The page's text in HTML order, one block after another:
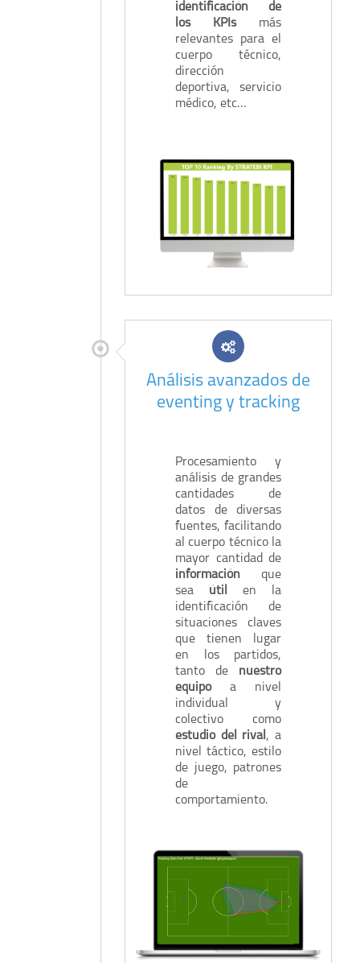
identificación de
los KPIsmás
relevantes para el
cuerpo técnico,
dirección
deportiva, servicio
médico, etc…
Análisis avanzados de
eventing y tracking
Procesamiento y
análisis de grandes
cantidades de
datos de diversas
fuentes, facilitando
al cuerpo técnico la
mayor cantidad de
información que
sea útil
en la
identificación de
situaciones claves
que tienen lugar
en los partidos,
tanto de nuestro
equipoa nivel
individual y
colectivo como
estudio del rival , a
nivel táctico, estilo
de juego, patrones
de
comportamiento.